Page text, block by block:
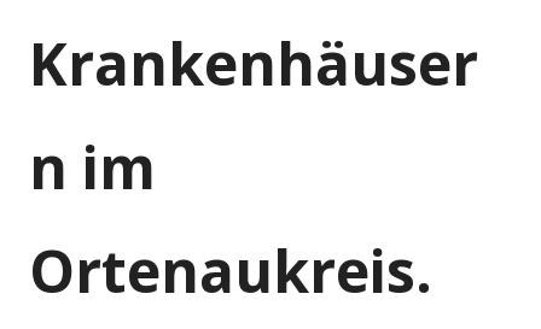
Krankenhäuser
n im
Ortenaukreis.